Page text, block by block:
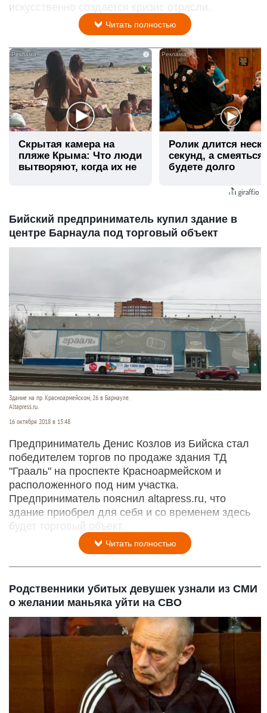
искусственно создается кризис отрасли.
Читать полностью
i
Скрытая камера на
пляже Крыма: Что люди
вытворяют, когда их не
Ролик длится
секунд, а
будете долго
Бийский предприниматель купил здание в
центре Барнаула под торговый объект
Здание на пр. Красноармейском, 26 в Барнауле.
Altapress.ru.
16 октября 2018 в 15:48
Предприниматель Денис Козлов из Бийска стал
победителем торгов по продаже здания ТД
"Грааль" на проспекте Красноармейском и
расположенного под ним участка.
Предприниматель пояснил altapress.ru, что
здание приобрел для себя и со временем здесь
будет торговый объект.
Читать полностью
Родственники убитых девушек узнали из СМИ
о желании маньяка уйти на СВО